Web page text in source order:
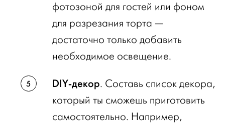
фотозоной для гостей или фоном
для разрезания торта —
достаточно только добавить
необходимое освещение.
DIY-декор. Составь список декора,
который ты сможешь приготовить
самостоятельно. Например,